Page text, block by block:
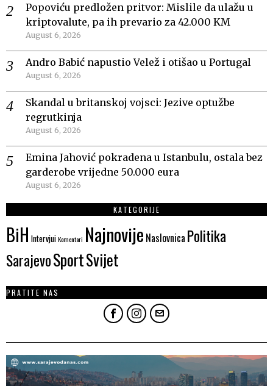
Popoviću predložen pritvor: Mislile da ulažu u
kriptovalute, pa ih prevario za 42.000 KM
August 6, 2026
Andro Babić napustio Velež i otišao u Portugal
August 6, 2026
Skandal u britanskoj vojsci: Jezive optužbe
regrutkinja
August 6, 2026
Emina Jahović pokradena u Istanbulu, ostala bez
garderobe vrijedne 50.000 eura
August 6, 2026
KATEGORIJE
BiH IntervjuiKomentari Najnovije Naslovnica Politika
SarajevoSportSvijet
PRATITE NAS